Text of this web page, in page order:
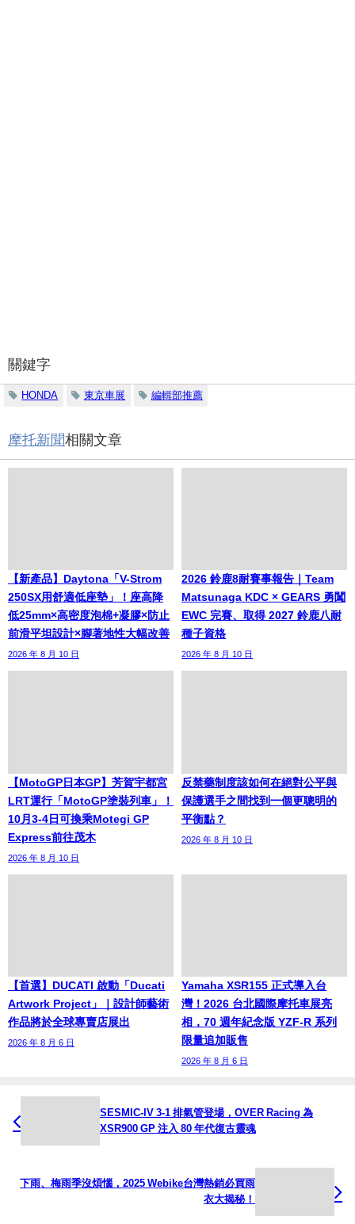
關鍵字
HONDA 東京車展 編輯部推薦
摩托新聞相關文章
【新產品】Daytona「V-Strom
250SX用舒適低座墊」！座高降
低25mm×高密度泡棉+凝膠×防止
前滑平坦設計×腳著地性大幅改善
2026 年 8 月 10 日
2026 鈴鹿8耐賽事報告｜Team
Matsunaga KDC × GEARS 勇闖
EWC 完賽、取得 2027 鈴鹿八耐
種子資格
2026 年 8 月 10 日
【MotoGP日本GP】芳賀宇都宮
LRT運行「MotoGP塗裝列車」！
10月3-4日可換乘Motegi GP
Express前往茂木
2026 年 8 月 10 日
反禁藥制度該如何在絕對公平與
保護選手之間找到一個更聰明的
平衡點？
2026 年 8 月 10 日
【首選】DUCATI 啟動「Ducati
Artwork Project」｜設計師藝術
作品將於全球專賣店展出
2026 年 8 月 6 日
Yamaha XSR155 正式導入台
灣！2026 台北國際摩托車展亮
相，70 週年紀念版 YZF-R 系列
限量追加販售
2026 年 8 月 6 日
SESMIC-IV 3-1 排氣管登場，OVER Racing 為
XSR900 GP 注入 80 年代復古靈魂
下雨、梅雨季沒煩惱，2025 Webike台灣熱銷必買雨
衣大揭秘！